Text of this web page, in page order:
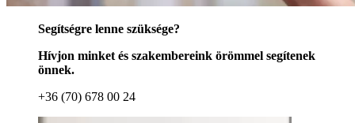
Segítségre lenne szüksége?
Hívjon minket és szakembereink örömmel segítenek
önnek.
+36 (70) 678 00 24